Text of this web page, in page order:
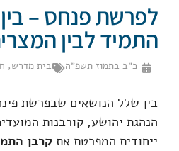
לפרשת פנחס –
התמיד לבין
כ״ב בתמוז תשפ״ה בית מדרש,
בין שלל הנושאים שבפרשת
הנהגת יהושע, קורבנות
ייחודית המפרטת את קרבן